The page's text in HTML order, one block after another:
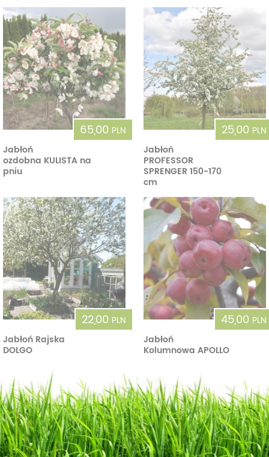
65,00 PLN
Jabłoń
ozdobna KULISTA na
pniu
25,00 PLN
Jabłoń
PROFESSOR
SPRENGER 150-170
cm
22,00 PLN
Jabłoń Rajska
DOLGO
45,00 PLN
Jabłoń
Kolumnowa APOLLO